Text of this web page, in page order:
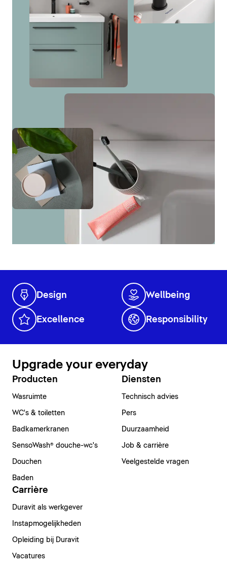
Design Wellbeing
Excellence Responsibility
Upgrade your everyday
Producten
Wasruimte
WC's & toiletten
Badkamerkranen
SensoWash® douche-wc's
Douchen
Baden
Diensten
Technisch advies
Pers
Duurzaamheid
Job & carrière
Veelgestelde vragen
Carrière
Duravit als werkgever
Instapmogelijkheden
Opleiding bij Duravit
Vacatures